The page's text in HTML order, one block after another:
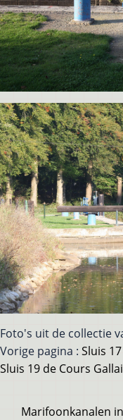
Foto's uit de collectie
Vorige pagina : Sluis
Sluis 19 de Cours
Voet
Marifoonkanalen